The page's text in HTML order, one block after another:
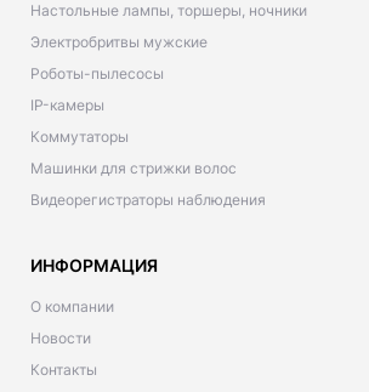
Настольные лампы, торшеры, ночники
Электробритвы мужские
Роботы-пылесосы
IP-камеры
Коммутаторы
Машинки для стрижки волос
Видеорегистраторы наблюдения
ИНФОРМАЦИЯ
О компании
Новости
Контакты